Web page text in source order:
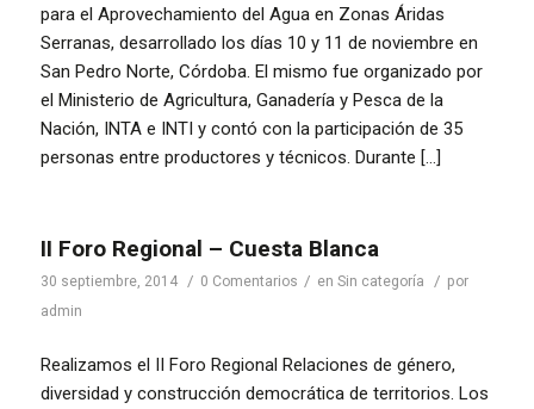
para el Aprovechamiento del Agua en Zonas Áridas
Serranas, desarrollado los días 10 y 11 de noviembre en
San Pedro Norte, Córdoba. El mismo fue organizado por
el Ministerio de Agricultura, Ganadería y Pesca de la
Nación, INTA e INTI y contó con la participación de 35
personas entre productores y técnicos. Durante […]
II Foro Regional – Cuesta Blanca
30 septiembre, 2014 / 0 Comentarios / en Sin categoría / por
admin
Realizamos el II Foro Regional Relaciones de género,
diversidad y construcción democrática de territorios. Los